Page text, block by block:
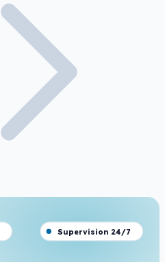
Supervision 24/7